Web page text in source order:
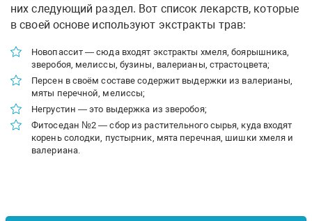
них следующий раздел. Вот список лекарств, которые
в своей основе используют экстракты трав:
Новопассит — сюда входят экстракты хмеля, боярышника,
зверобоя, мелиссы, бузины, валерианы, страстоцвета;
Персен в своём составе содержит выдержки из валерианы,
мяты перечной, мелиссы;
Негрустин — это выдержка из зверобоя;
Фитоседан №2 — сбор из растительного сырья, куда входят
корень солодки, пустырник, мята перечная, шишки хмеля и
валериана.